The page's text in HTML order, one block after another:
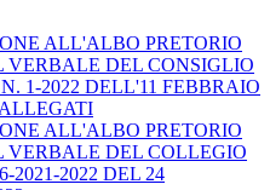
ALL'ALBO PRETORIO
VERBALE DEL CONSIGLIO
1-2022 DELL'11 FEBBRAIO
ALL'ALBO PRETORIO
VERBALE DEL COLLEGIO
2021-2022 DEL 24